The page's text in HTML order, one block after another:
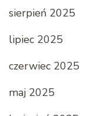
sierpień 2025
lipiec 2025
czerwiec 2025
maj 2025